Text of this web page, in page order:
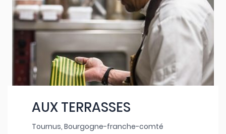
AUX TERRASSES
Tournus, Bourgogne-franche-comté